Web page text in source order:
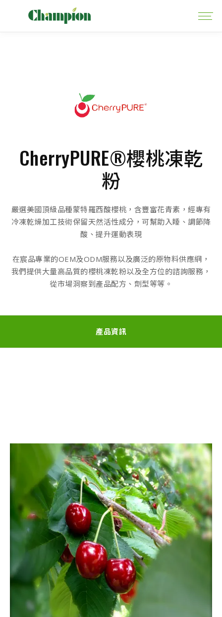
CherryPURE®櫻桃凍乾
粉
嚴選美國頂級品種蒙特羅西酸櫻桃，含豐富花青素，經專有
冷凍乾燥加工技術保留天然活性成分，可幫助入睡、調節降
酸、提升運動表現
在宸品專業的OEM及ODM服務以及廣泛的原物料供應網，
我們提供大量高品質的櫻桃凍乾粉以及全方位的諮詢服務，
從市場洞察到產品配方、劑型等等。
產品資訊